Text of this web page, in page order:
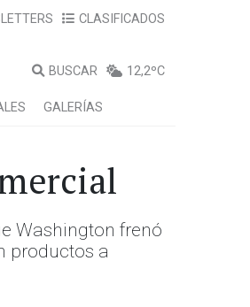
CLASIFICADOS
BUSCAR 12,2ºC
GALERÍAS
Washington frenó
productos a